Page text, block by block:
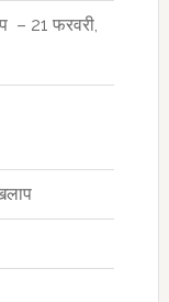
– 21 फरवरी,